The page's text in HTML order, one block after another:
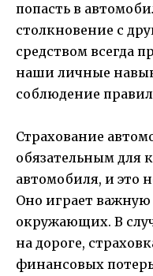
попасть в
столкновение с
средством всегда
наши личные
соблюдение
Страхование
обязательным для
автомобиля, и это
Оно играет важную
окружающих. В
на дороге,
финансовых